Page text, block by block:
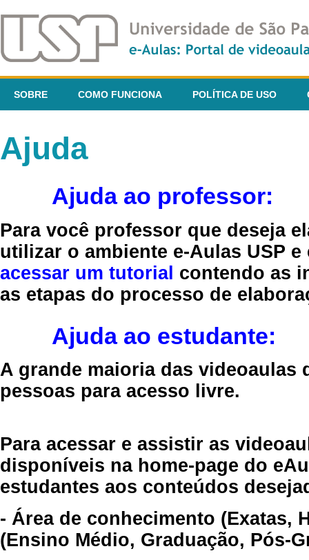
SOBRE COMO FUNCIONA POLÍTICA DE USO
Ajuda
Ajuda ao professor:
Para você professor que deseja
utilizar o ambiente e-Aulas USP
acessar um tutorial contendo as
as etapas do processo de
Ajuda ao estudante:
A grande maioria das videoaulas
pessoas para acesso livre.
Para acessar e assistir as
disponíveis na home-page do
estudantes aos conteúdos
- Área de conhecimento (Exatas,
(Ensino Médio, Graduação, Pós-